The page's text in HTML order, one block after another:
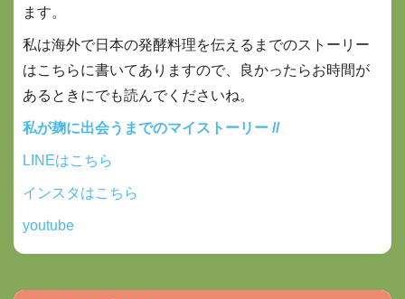
ます。
私は海外で日本の発酵料理を伝えるまでのストーリー
はこちらに書いてありますので、良かったらお時間が
あるときにでも読んでくださいね。
私が麹に出会うまでのマイストーリー //
LINEはこちら
インスタはこちら
youtube